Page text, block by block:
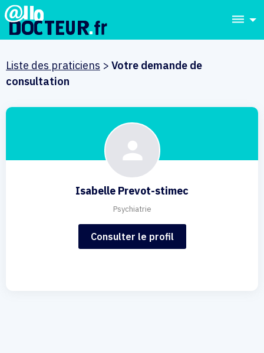
dehaze
Liste des praticiens > Votre demande de
consultation
Isabelle Prevot-stimec
Psychiatrie
Consulter le profil